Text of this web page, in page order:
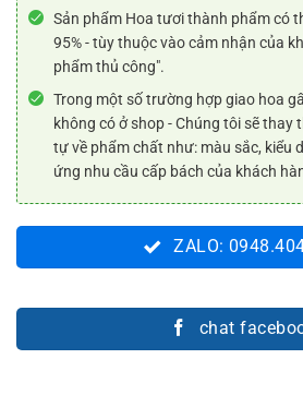
Sản phẩm Hoa tươi thành phẩm có
95% - tùy thuộc vào cảm nhận của
phẩm thủ công".
Trong một số trường hợp giao hoa
không có ở shop - Chúng tôi sẽ thay
tự về phẩm chất như: màu sắc, kiểu
ứng nhu cầu cấp bách của khách
ZALO:
chat